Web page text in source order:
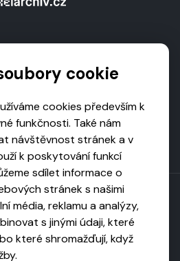
licenci CC BY-NC-ND
komerčně, nezpracovávejte.
cookie
cookies především k
funkčnosti. Také nám
návštěvnost stránek a v
k poskytování funkcí
sdílet informace o
stránek s našimi
média, reklamu a analýzy,
s jinými údaji, které
které shromažďují, když